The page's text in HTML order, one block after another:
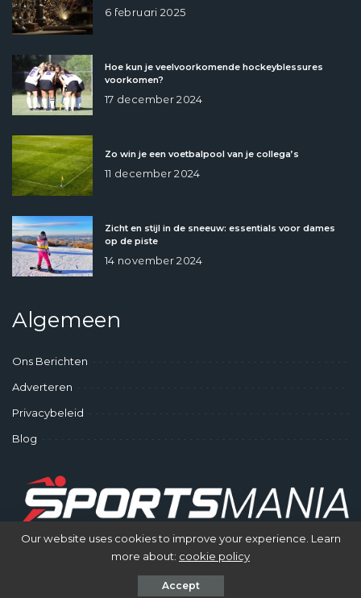
6 februari 2025
Hoe kun je veelvoorkomende hockeyblessures
voorkomen?
17 december 2024
Zo win je een voetbalpool van je collega’s
11 december 2024
Zicht en stijl in de sneeuw: essentials voor dames
op de piste
14 november 2024
Algemeen
Ons Berichten
Adverteren
Privacybeleid
Blog
© SportsMania - Gek op Sporten
Our website uses cookies to improve your experience. Learn
more about: cookie policy
Accept